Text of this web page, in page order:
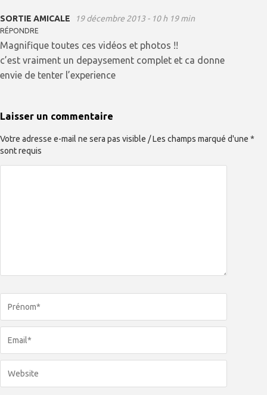
SORTIE AMICALE 19 décembre 2013 - 10 h 19 min
RÉPONDRE
Magnifique toutes ces vidéos et photos !!
c’est vraiment un depaysement complet et ca donne
envie de tenter l’experience
Laisser un commentaire
Votre adresse e-mail ne sera pas visible / Les champs marqué d'une *
sont requis